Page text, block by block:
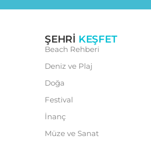
ŞEHRI KEŞFET
Beach Rehberi
Deniz ve Plaj
Doğa
Festival
İnanç
Müze ve Sanat